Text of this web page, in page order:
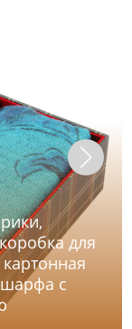
для
с